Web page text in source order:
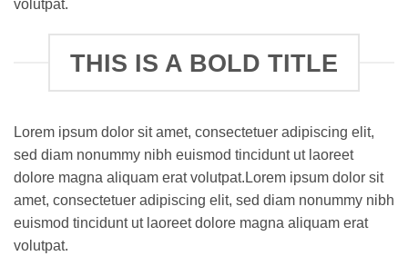
volutpat.
THIS IS A BOLD TITLE
Lorem ipsum dolor sit amet, consectetuer adipiscing elit,
sed diam nonummy nibh euismod tincidunt ut laoreet
dolore magna aliquam erat volutpat.Lorem ipsum dolor sit
amet, consectetuer adipiscing elit, sed diam nonummy nibh
euismod tincidunt ut laoreet dolore magna aliquam erat
volutpat.